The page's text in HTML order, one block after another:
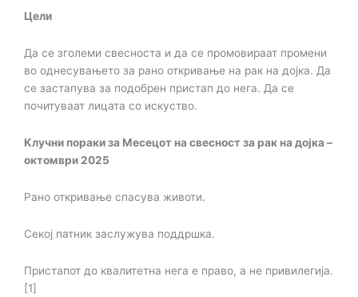
Цели
Да се зголеми свесноста и да се промовираат промени
во однесувањето за рано откривање на рак на дојка. Да
се застапува за подобрен пристап до нега. Да се
почитуваат лицата со искуство.
Клучни пораки за Месецот на свесност за рак на дојка –
октомври 2025
Рано откривање спасува животи.
Секој патник заслужува поддршка.
Пристапот до квалитетна нега е право, а не привилегија.
[1]